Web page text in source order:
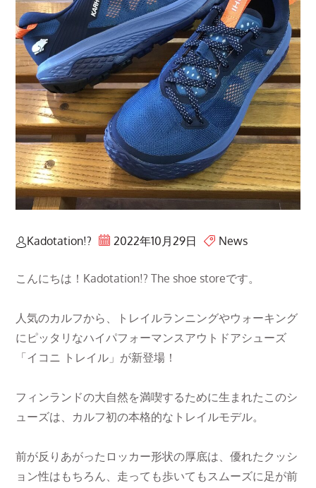
Kadotation!? 2022年10月29日 News
こんにちは！Kadotation!? The shoe storeです。
人気のカルフから、トレイルランニングやウォーキング
にピッタリなハイパフォーマンスアウトドアシューズ
「イコニ トレイル」が新登場！
フィンランドの大自然を満喫するために生まれたこのシ
ューズは、カルフ初の本格的なトレイルモデル。
前が反りあがったロッカー形状の厚底は、優れたクッシ
ョン性はもちろん、走っても歩いてもスムーズに足が前